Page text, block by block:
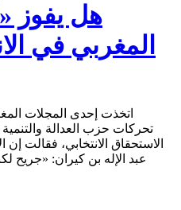
هل يفوز
المغربي في
اتخذت إحدى المجلات
تحركات حزب العدالة
الاستحقاق الانتخابي، فقالت إن
عبد الإله بن كيران: «جريح